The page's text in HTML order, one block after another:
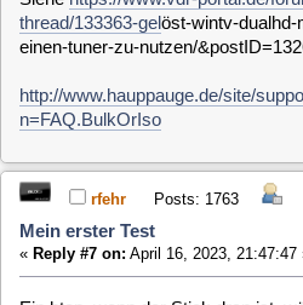
thinokoe Posts: 120
Mein erster Test
«Reply #9 on:April 16, 2023, 23:24:01 »
Hallo ihr Lieben,
t2-USB-Sticks (Hauppauge WinTV-dualHD
CT2-4400v2) liegt bei mir auf meinen
25% und 34,8%. Bei der Verwendung von
CPU-Auslastung zwischen 11% und 28%.
Unter Verwendung der gleichen Hardware
Sticks unter Libreelec (getestet mit den
11.01) ohne Probleme; kein Ruckeln zu